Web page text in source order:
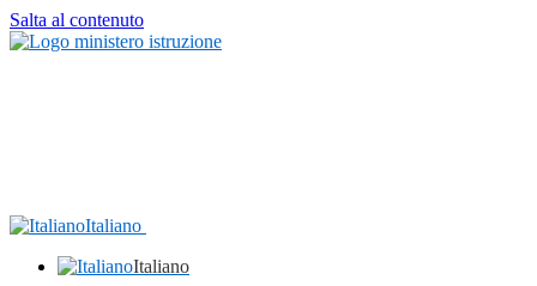
Salta al contenuto
Italiano
Italiano